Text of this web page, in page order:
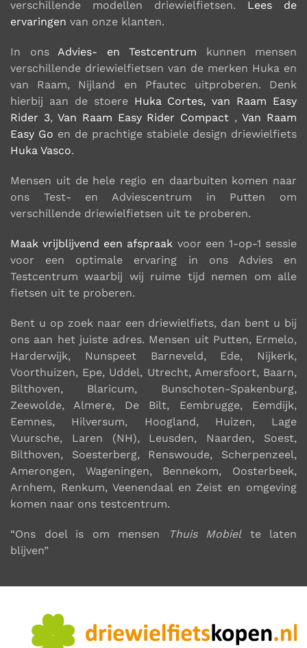
verschillende modellen driewielfietsen. Lees de
ervaringen van onze klanten.
In ons Advies- en Testcentrum kunnen mensen
verschillende driewielfietsen van de merken Huka en
van Raam, Nijland en Pfautec uitproberen. Denk
hierbij aan de stoere Huka Cortes, van Raam Easy
Rider 3, Van Raam Easy Rider Compact ,Van Raam
Easy Go en de prachtige stabiele design driewielfiets
Huka Vasco.
Mensen uit de hele regio en daarbuiten komen naar
ons Test- en Adviescentrum in Putten om
verschillende driewielfietsen uit te proberen.
Maak vrijblijvend een afspraak voor een 1-op-1 sessie
voor een optimale ervaring in ons Advies en
Testcentrum waarbij wij ruime tijd nemen om alle
fietsen uit te proberen.
Bent u op zoek naar een driewielfiets, dan bent u bij
ons aan het juiste adres. Mensen uit Putten, Ermelo,
Harderwijk, Nunspeet Barneveld, Ede, Nijkerk,
Voorthuizen, Epe, Uddel, Utrecht, Amersfoort, Baarn,
Bilthoven, Blaricum, Bunschoten-Spakenburg,
Zeewolde, Almere, De Bilt, Eembrugge, Eemdijk,
Eemnes, Hilversum, Hoogland, Huizen, Lage
Vuursche, Laren (NH), Leusden, Naarden, Soest,
Bilthoven, Soesterberg, Renswoude, Scherpenzeel,
Amerongen, Wageningen, Bennekom, Oosterbeek,
Arnhem, Renkum, Veenendaal en Zeist en omgeving
komen naar ons testcentrum.
“Ons doel is om mensen Thuis Mobielte laten
blijven”